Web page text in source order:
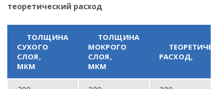
теоретический расход
ТОЛЩИНА
СУХОГО
СЛОЯ,
МКМ
ТОЛЩИНА
МОКРОГО
СЛОЯ,
МКМ
РАСХОД,